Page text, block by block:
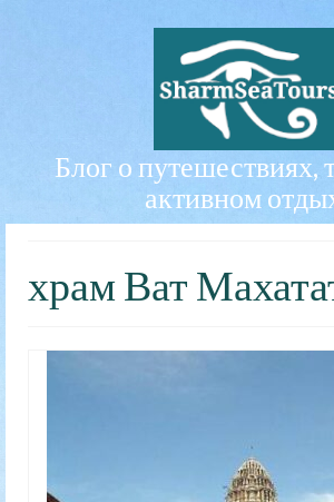
Блог о путешествиях,
активном
храм Ват